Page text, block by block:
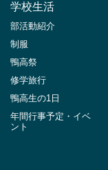
学校生活
部活動紹介
制服
鴨高祭
修学旅行
鴨高生の1日
年間行事予定・イベ
ント